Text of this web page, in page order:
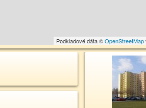
Podkladové dáta ©OpenStreetMap